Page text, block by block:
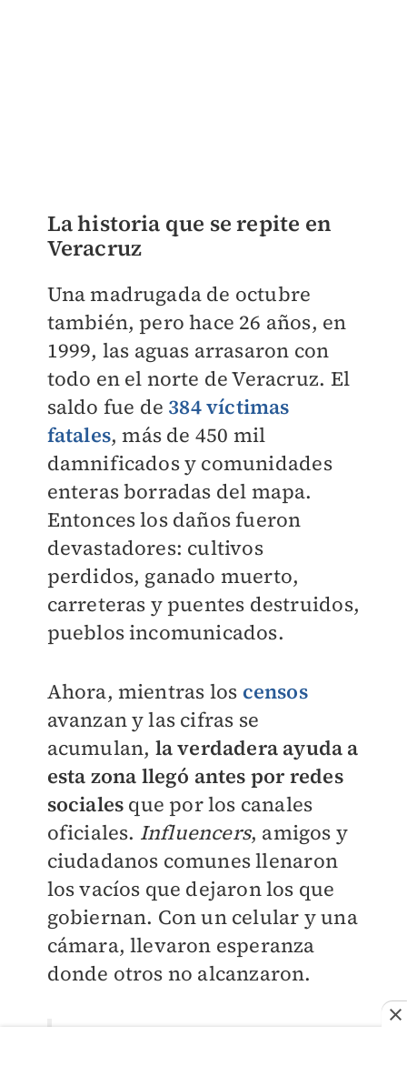
La historia que se repite en
Veracruz
Una madrugada de octubre
también, pero hace 26 años, en
1999, las aguas arrasaron con
todo en el norte de Veracruz. El
saldo fue de 384 víctimas
fatales, más de 450 mil
damnificados y comunidades
enteras borradas del mapa.
Entonces los daños fueron
devastadores: cultivos
perdidos, ganado muerto,
carreteras y puentes destruidos,
pueblos incomunicados.
Ahora, mientras los censos
avanzan y las cifras se
acumulan, la verdadera ayuda a
esta zona llegó antes por redes
sociales que por los canales
oficiales. Influencers, amigos y
ciudadanos comunes llenaron
los vacíos que dejaron los que
gobiernan. Con un celular y una
cámara, llevaron esperanza
donde otros no alcanzaron.